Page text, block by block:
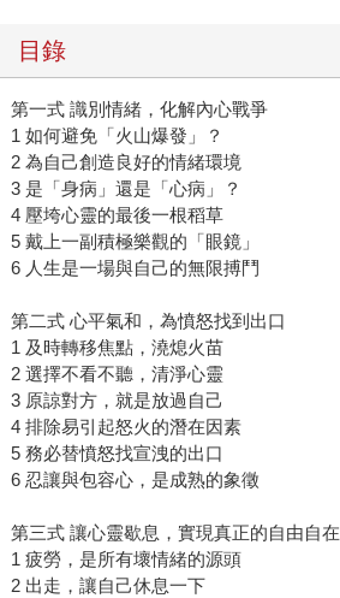
目錄
第一式 識別情緒，化解內心戰爭
1 如何避免「火山爆發」？
2 為自己創造良好的情緒環境
3 是「身病」還是「心病」？
4 壓垮心靈的最後一根稻草
5 戴上一副積極樂觀的「眼鏡」
6 人生是一場與自己的無限搏鬥
第二式 心平氣和，為憤怒找到出口
1 及時轉移焦點，澆熄火苗
2 選擇不看不聽，清淨心靈
3 原諒對方，就是放過自己
4 排除易引起怒火的潛在因素
5 務必替憤怒找宣洩的出口
6 忍讓與包容心，是成熟的象徵
第三式 讓心靈歇息，實現真正的自由自在
1 疲勞，是所有壞情緒的源頭
2 出走，讓自己休息一下